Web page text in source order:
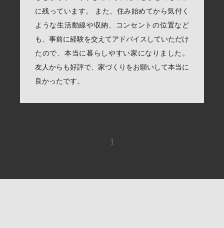
に残っています。 また、住み始めてから気付く
ような生活動線や収納、コンセントの位置など
も、事前に経験を交えてアドバイスしていただけ
たので、本当に暮らしやすい家になりました。
友人からも好評で、家づくりをお願いして本当に
良かったです。
1